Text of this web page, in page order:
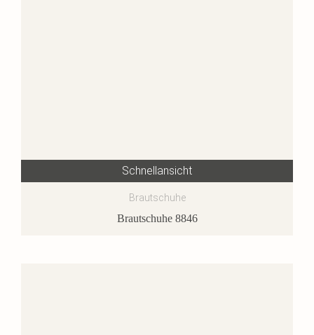
Schnellansicht
Brautschuhe
Brautschuhe 8846